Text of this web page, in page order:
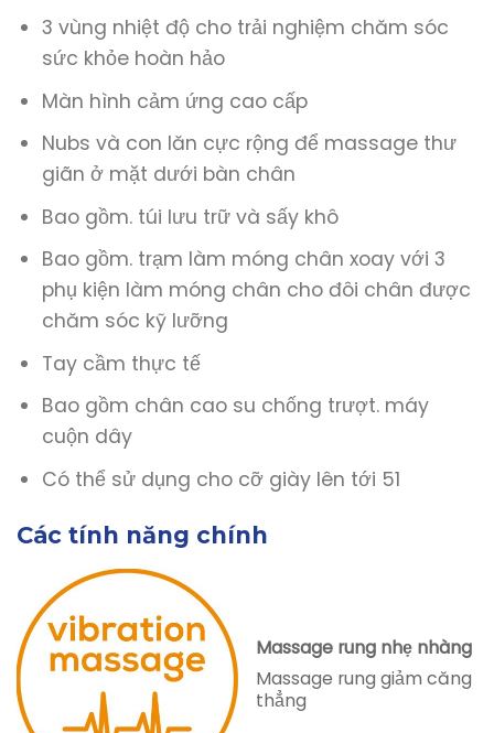
3 vùng nhiệt độ cho trải nghiệm chăm sóc
sức khỏe hoàn hảo
Màn hình cảm ứng cao cấp
Nubs và con lăn cực rộng để massage thư
giãn ở mặt dưới bàn chân
Bao gồm. túi lưu trữ và sấy khô
Bao gồm. trạm làm móng chân xoay với 3
phụ kiện làm móng chân cho đôi chân được
chăm sóc kỹ lưỡng
Tay cầm thực tế
Bao gồm chân cao su chống trượt. máy
cuộn dây
Có thể sử dụng cho cỡ giày lên tới 51
Các tính năng chính
Massage rung nhẹ nhàng
Massage rung giảm căng
thẳng